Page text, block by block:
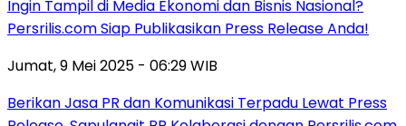
Ingin Tampil di Media Ekonomi dan Bisnis Nasional?
Persrilis.com Siap Publikasikan Press Release Anda!
Jumat, 9 Mei 2025 - 06:29 WIB
Berikan Jasa PR dan Komunikasi Terpadu Lewat Press